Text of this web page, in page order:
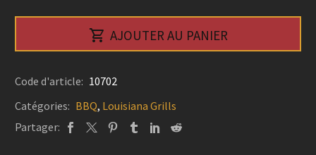
-
Louisiana
Grills
 AJOUTER AU PANIER
Code d'article: 10702
Catégories: BBQ, Louisiana Grills
Partager: